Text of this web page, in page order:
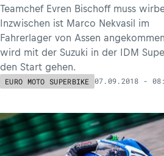
Teamchef Evren Bischoff muss
Inzwischen ist Marco Nekvasil im
Fahrerlager von Assen
wird mit der Suzuki in der IDM
den Start gehen.
EURO MOTO SUPERBIKE 07.09.2018 -